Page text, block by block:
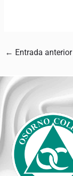
← Entrada anterior